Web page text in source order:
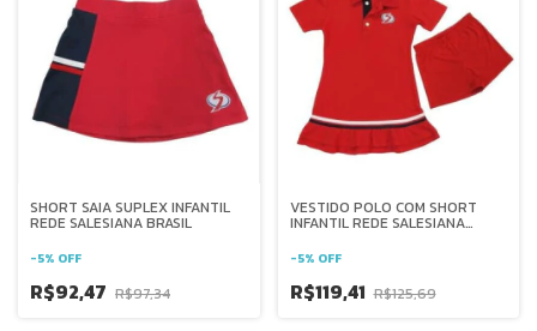
SHORT SAIA SUPLEX INFANTIL
REDE SALESIANA BRASIL
-5% OFF
R$92,47 R$97,34
VESTIDO POLO COM SHORT
INFANTIL REDE SALESIANA
-5% OFF
R$119,41 R$125,69